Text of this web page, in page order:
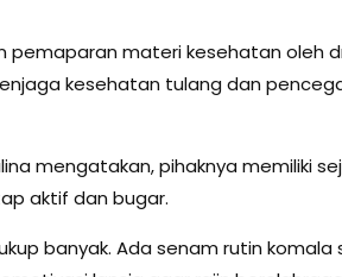
materi kesehatan oleh dr
kesehatan tulang dan
mengatakan, pihaknya memiliki
aktif dan bugar.
banyak. Ada senam rutin komala